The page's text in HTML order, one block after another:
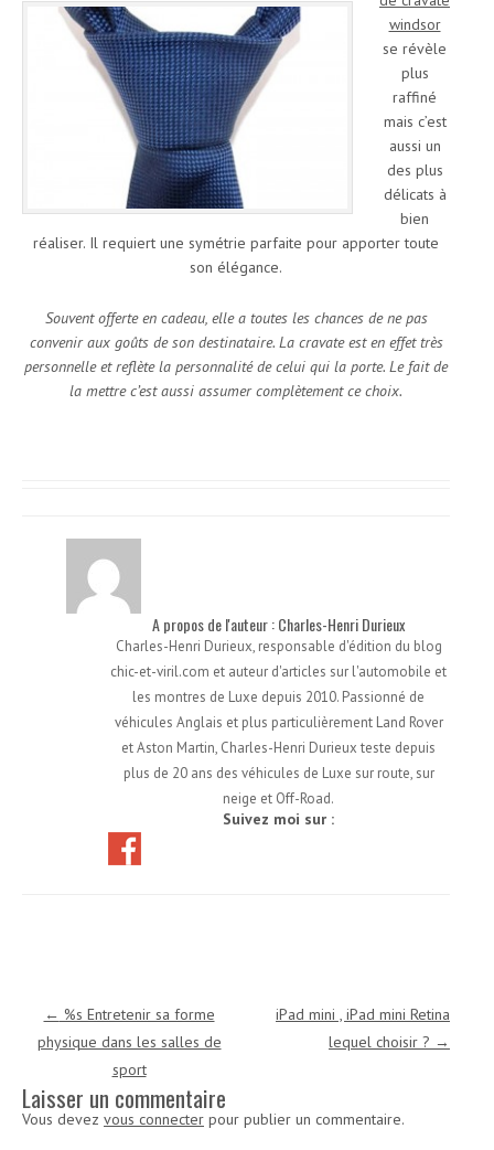
windsor
se révèle
plus
raffiné
mais c’est
aussi un
des plus
délicats à
bien
réaliser. Il requiert une symétrie parfaite pour apporter toute
son élégance.
Souvent offerte en cadeau, elle a toutes les chances de ne pas
convenir aux goûts de son destinataire. La cravate est en effet très
personnelle et reflète la personnalité de celui qui la porte. Le fait de
la mettre c’est aussi assumer complètement ce choix.
A propos de l'auteur : Charles-Henri Durieux
Charles-Henri Durieux, responsable d'édition du blog
chic-et-viril.com et auteur d'articles sur l'automobile et
les montres de Luxe depuis 2010. Passionné de
véhicules Anglais et plus particulièrement Land Rover
et Aston Martin, Charles-Henri Durieux teste depuis
plus de 20 ans des véhicules de Luxe sur route, sur
neige et Off-Road.
Suivez moi sur :
Navigation des articles
← %s Entretenir sa forme
physique dans les salles de
sport
iPad mini , iPad mini Retina
lequel choisir ? →
Laisser un commentaire
Vous devez vous connecter pour publier un commentaire.